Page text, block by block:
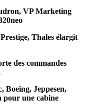
VP Marketing
Thales élargit
des commandes
Jeppesen,
pour une cabine